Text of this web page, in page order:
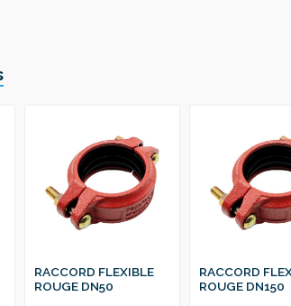
RACCORD FLEXIBLE
ROUGE DN50
RACCORD
ROUGE DN150